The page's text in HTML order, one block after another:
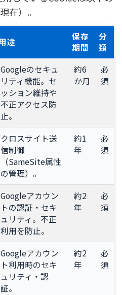
在）。
途
保存
期間
分
類
Googleのセキュ
リティ機能。セ
ッション維持や
不正アクセス防
止。
約6
か月
必
須
クロスサイト送
信制御
（SameSite属性
の管理）。
約1
年
必
須
Googleアカウン
トの認証・セキ
ュリティ。不正
利用を防止。
約2
年
必
須
Googleアカウン
ト利用時のセキ
ュリティ・認
証。
約2
年
必
須